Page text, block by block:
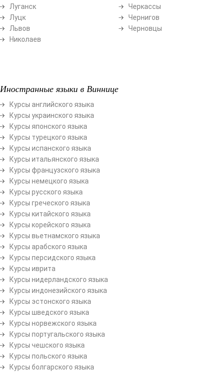
Луганск
Луцк
Львов
Николаев
Черкассы
Чернигов
Черновцы
Иностранные языки в Виннице
Курсы английского языка
Курсы украинского языка
Курсы японского языка
Курсы турецкого языка
Курсы испанского языка
Курсы итальянского языка
Курсы французского языка
Курсы немецкого языка
Курсы русского языка
Курсы греческого языка
Курсы китайского языка
Курсы корейского языка
Курсы вьетнамского языка
Курсы арабского языка
Курсы персидского языка
Курсы иврита
Курсы нидерландского языка
Курсы индонезийского языка
Курсы эстонского языка
Курсы шведского языка
Курсы норвежского языка
Курсы португальского языка
Курсы чешского языка
Курсы польского языка
Курсы болгарского языка